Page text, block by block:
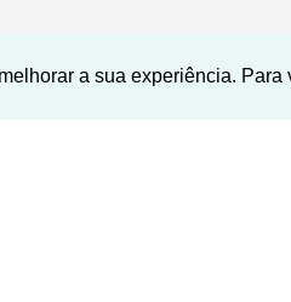
a sua experiência.